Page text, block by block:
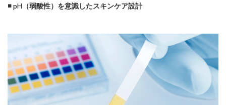
◾️ pH（弱酸性）を意識したスキンケア設計